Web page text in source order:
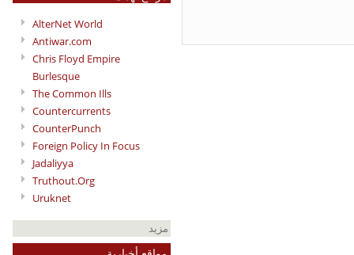
AlterNet World
Antiwar.com
Chris Floyd Empire
Burlesque
The Common Ills
Countercurrents
CounterPunch
Foreign Policy In Focus
Jadaliyya
Truthout.Org
Uruknet